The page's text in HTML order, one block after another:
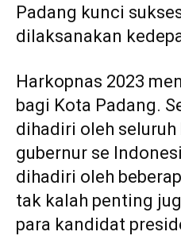
Padang kunci
dilaksanakan
Harkopnas 2023
bagi Kota Padang.
dihadiri oleh
gubernur se
dihadiri oleh
tak kalah penting
para kandidat